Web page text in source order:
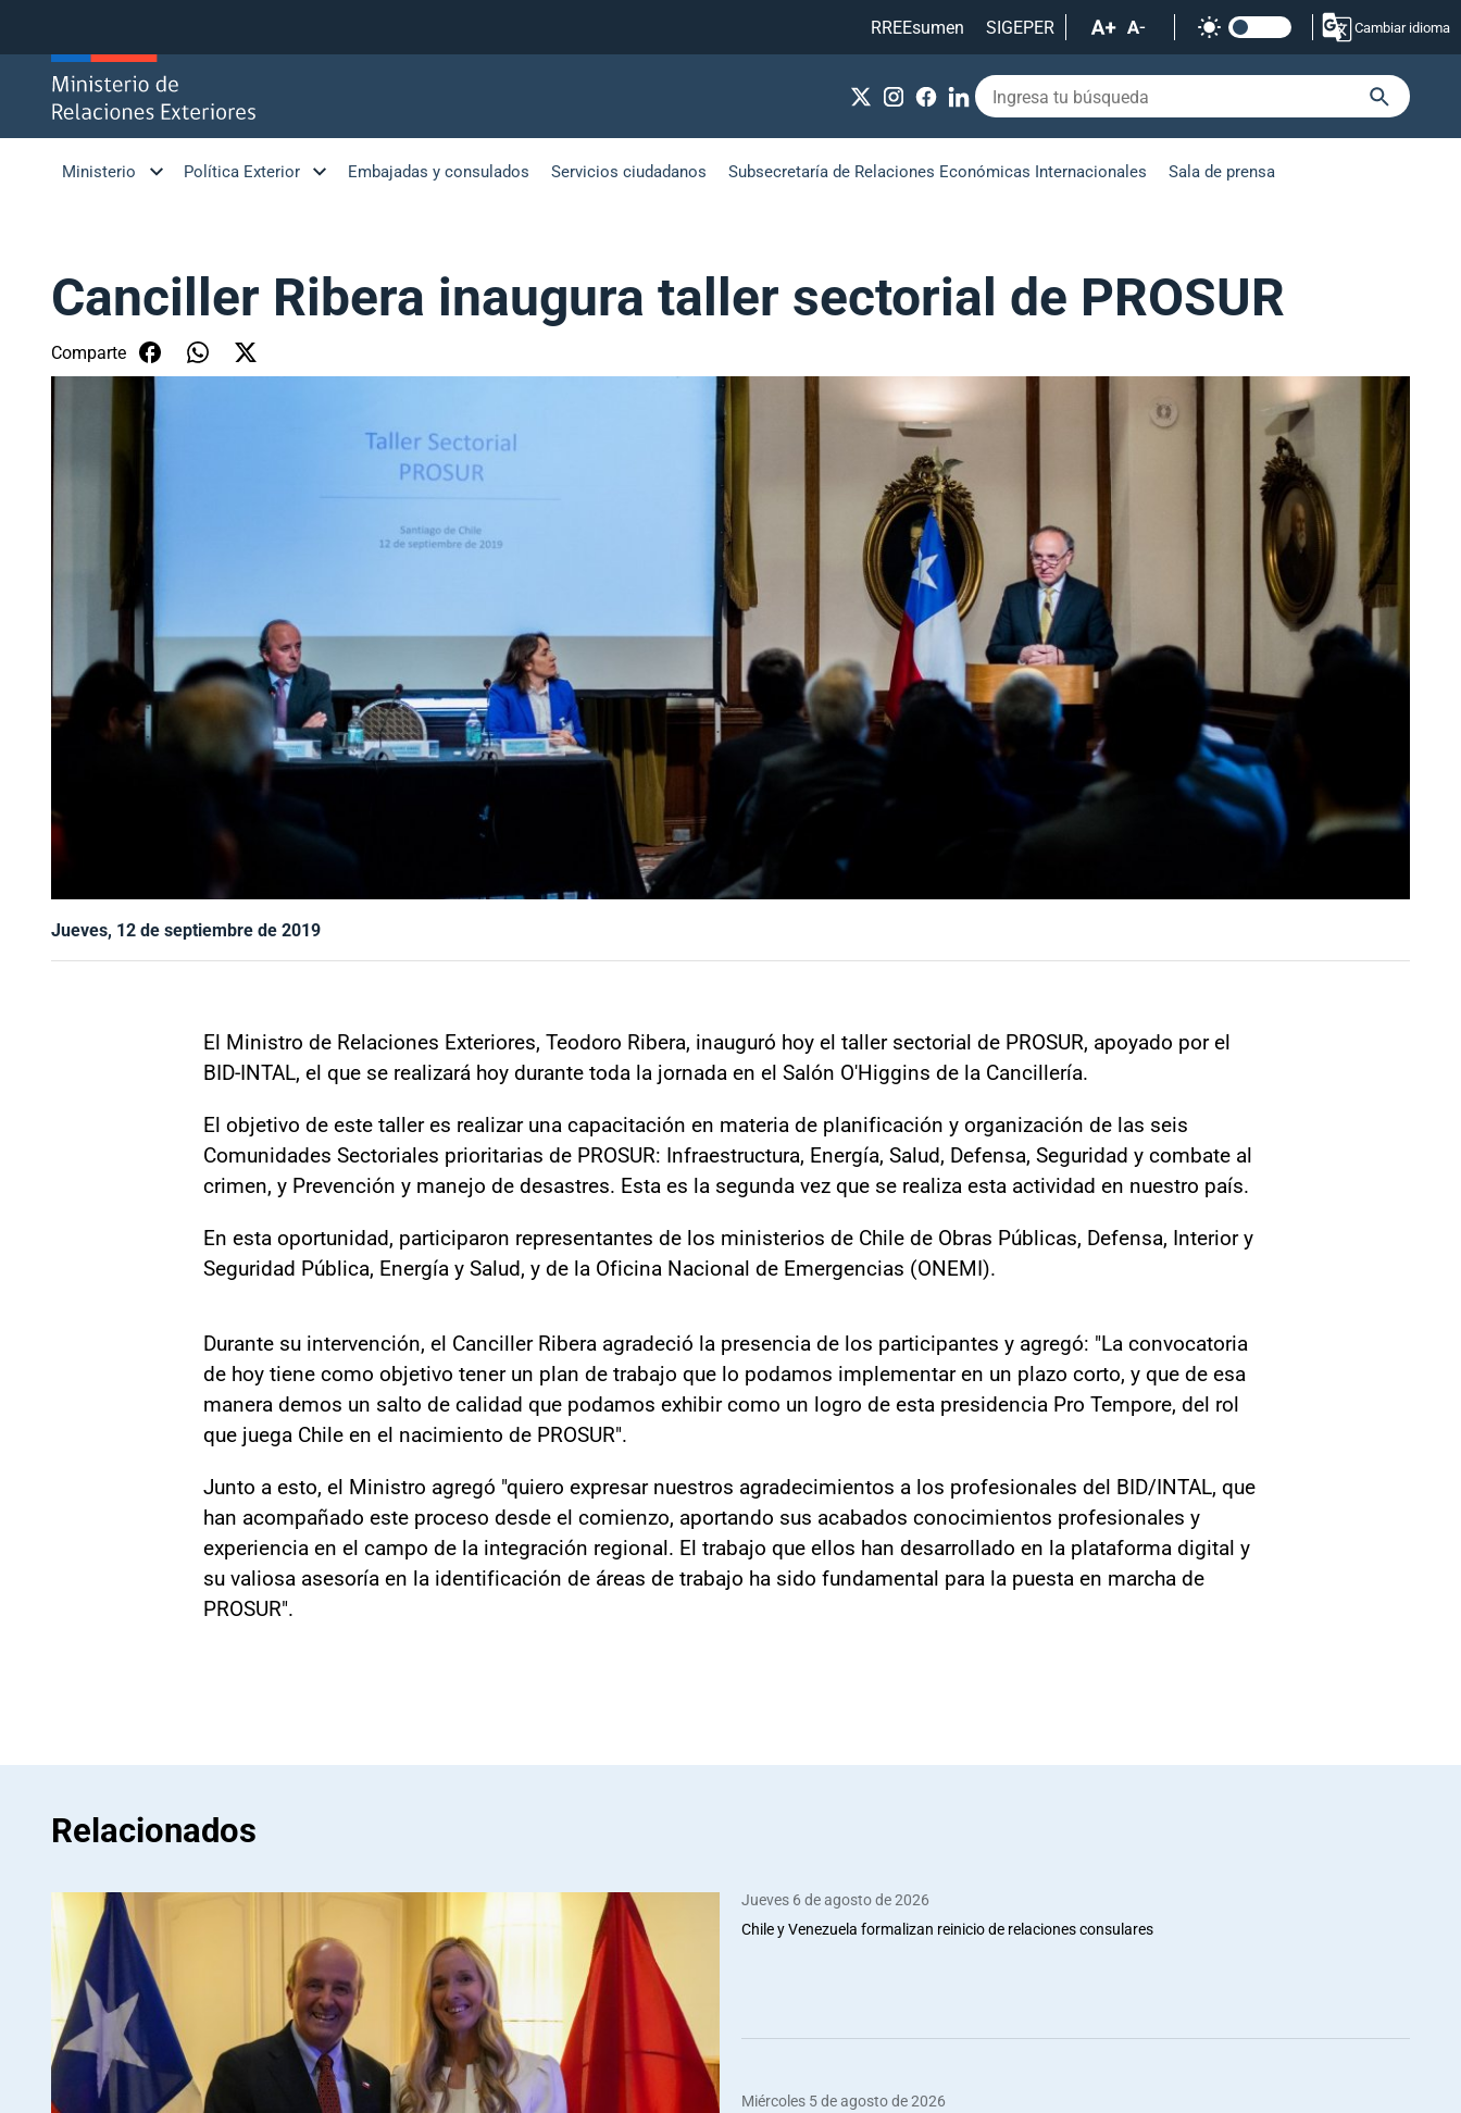
RREEsumen
SIGEPER Cambiar idioma
Ministerio Política Exterior Embajadas y consulados Servicios ciudadanos Subsecretaría de Relaciones Económicas Internacionales Sala de prensa
Canciller Ribera inaugura taller sectorial de PROSUR
Comparte
Jueves, 12 de septiembre de 2019
El Ministro de Relaciones Exteriores, Teodoro Ribera, inauguró hoy el taller sectorial de PROSUR, apoyado por el
BID-INTAL, el que se realizará hoy durante toda la jornada en el Salón O'Higgins de la Cancillería.
El objetivo de este taller es realizar una capacitación en materia de planificación y organización de las seis
Comunidades Sectoriales prioritarias de PROSUR: Infraestructura, Energía, Salud, Defensa, Seguridad y combate al
crimen, y Prevención y manejo de desastres. Esta es la segunda vez que se realiza esta actividad en nuestro país.
En esta oportunidad, participaron representantes de los ministerios de Chile de Obras Públicas, Defensa, Interior y
Seguridad Pública, Energía y Salud, y de la Oficina Nacional de Emergencias (ONEMI).
Durante su intervención, el Canciller Ribera agradeció la presencia de los participantes y agregó: "La convocatoria
de hoy tiene como objetivo tener un plan de trabajo que lo podamos implementar en un plazo corto, y que de esa
manera demos un salto de calidad que podamos exhibir como un logro de esta presidencia Pro Tempore, del rol
que juega Chile en el nacimiento de PROSUR".
Junto a esto, el Ministro agregó "quiero expresar nuestros agradecimientos a los profesionales del BID/INTAL, que
han acompañado este proceso desde el comienzo, aportando sus acabados conocimientos profesionales y
experiencia en el campo de la integración regional. El trabajo que ellos han desarrollado en la plataforma digital y
su valiosa asesoría en la identificación de áreas de trabajo ha sido fundamental para la puesta en marcha de
PROSUR".
Relacionados
Jueves 6 de agosto de 2026
Chile y Venezuela formalizan reinicio de relaciones consulares
Miércoles 5 de agosto de 2026